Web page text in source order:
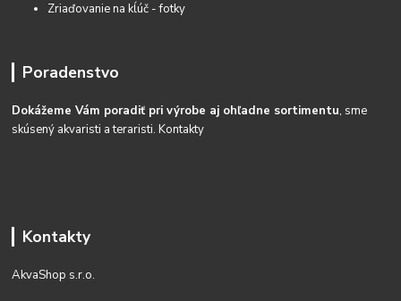
Zriaďovanie na kĺúč - fotky
Poradenstvo
Dokážeme Vám poradiť pri výrobe aj ohľadne sortimentu, sme
skúsený akvaristi a teraristi.Kontakty
Kontakty
AkvaShop s.r.o.